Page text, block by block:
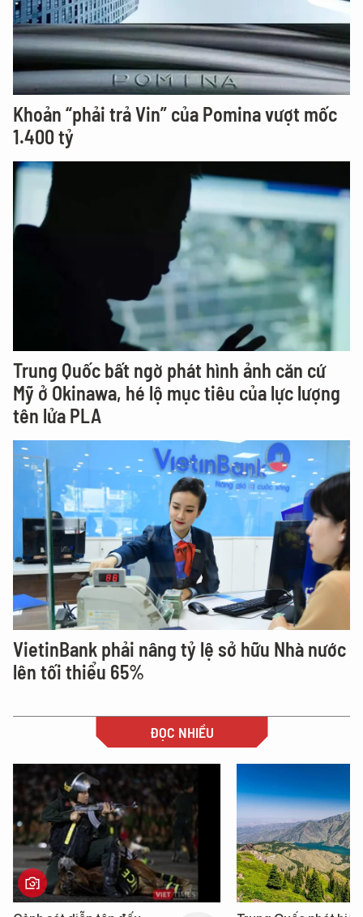
Khoản “phải trả Vin” của Pomina vượt mốc
1.400 tỷ
Trung Quốc bất ngờ phát hình ảnh căn cứ
Mỹ ở Okinawa, hé lộ mục tiêu của lực lượng
tên lửa PLA
VietinBank phải nâng tỷ lệ sở hữu Nhà nước
lên tối thiểu 65%
ĐỌC NHIỀU